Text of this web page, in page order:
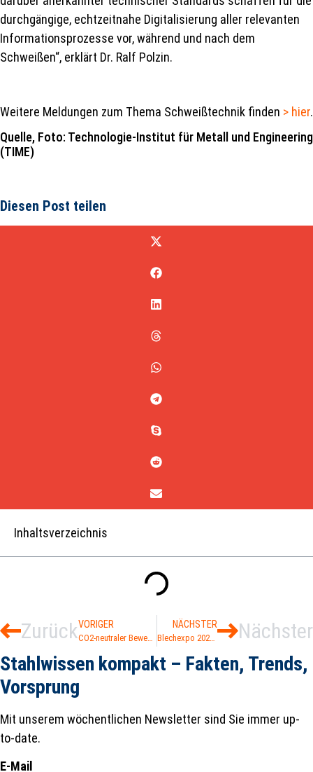
durchgängige, echtzeitnahe Digitalisierung aller relevanten
Informationsprozesse vor, während und nach dem
Schweißen“, erklärt Dr. Ralf Polzin.
Weitere Meldungen zum Thema Schweißtechnik finden > hier.
Quelle, Foto: Technologie-Institut für Metall und Engineering
(TIME)
Diesen Post teilen
Inhaltsverzeichnis
ZurückVORIGER
CO2-neutraler Bewehrungsstahl: Sülzle-Tochter ist Vorreiter in Frankreich
NÄCHSTER
Blechexpo 2021: Technologietrends bei Trumpf Nächster
Stahlwissen kompakt – Fakten, Trends,
Vorsprung
Mit unserem wöchentlichen Newsletter sind Sie immer up-
to-date.
E-Mail